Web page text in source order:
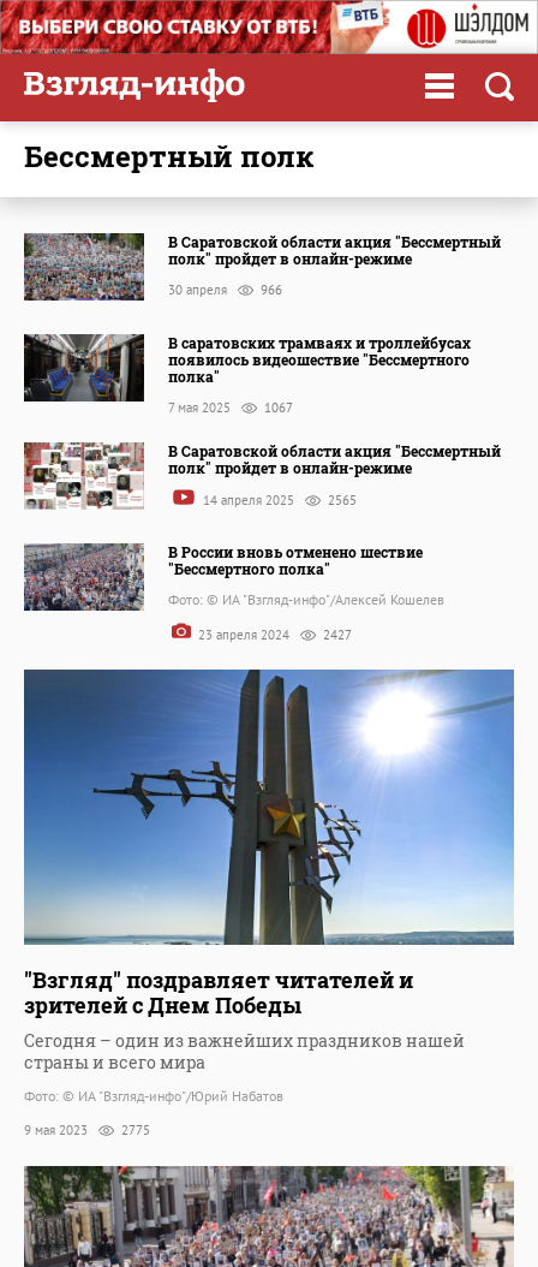
Бессмертный полк
В Саратовской области акция "Бессмертный
полк" пройдет в онлайн-режиме
30 апреля 966
В саратовских трамваях и троллейбусах
появилось видеошествие "Бессмертного
полка"
7 мая 2025 1067
В Саратовской области акция "Бессмертный
полк" пройдет в онлайн-режиме
14 апреля 2025 2565
В России вновь отменено шествие
"Бессмертного полка"
Фото: © ИА "Взгляд-инфо"/Алексей Кошелев
23 апреля 2024 2427
"Взгляд" поздравляет читателей и
зрителей с Днем Победы
Сегодня – один из важнейших праздников нашей
страны и всего мира
Фото: © ИА "Взгляд-инфо"/Юрий Набатов
9 мая 2023 2775